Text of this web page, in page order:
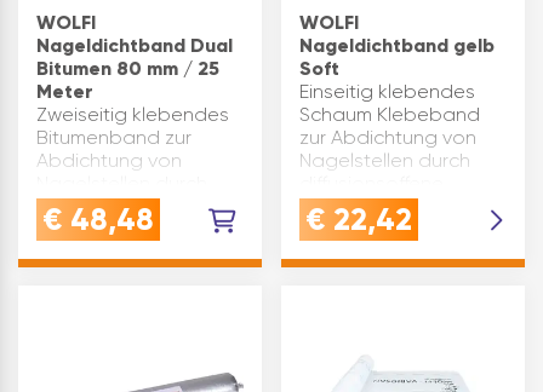
WOLFI
Nageldichtband Dual
Bitumen 80 mm / 25
Meter
Zweiseitig klebendes
Bitumenband zur
Abdichtung von
diffusionsoffene
Dachauflegebahnen.Wolfi
dient zur Abdichtung
€ 48,48
WOLFI
Nageldichtband gelb
Soft
Einseitig klebendes
Schaum Klebeband
zur Abdichtung von
Nagelstellen durch
Dachauflegebahnen.Es
dient zur Abdichtung
Nageldurchdringungen
€ 22,42